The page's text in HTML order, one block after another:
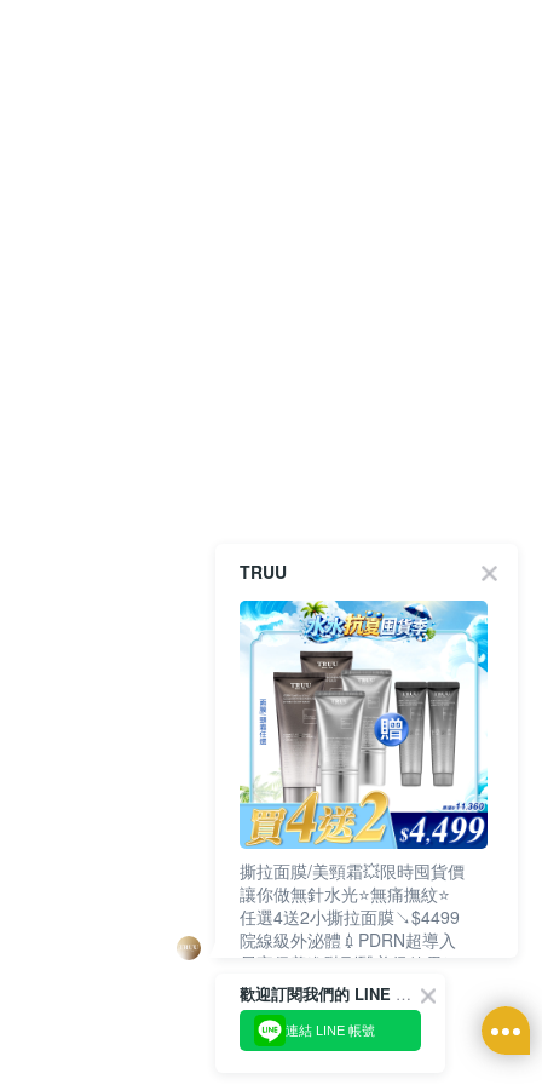
TRUU
撕拉面膜/美頸霜💥限時囤貨價
讓你做無針水光⭐無痛撫紋⭐
任選4送2小撕拉面膜↘$4499
院線級外泌體💉PDRN超導入
居家保養進階到醫美級效果❗
歡迎訂閱我們的 LINE 官方帳號
連結 LINE 帳號